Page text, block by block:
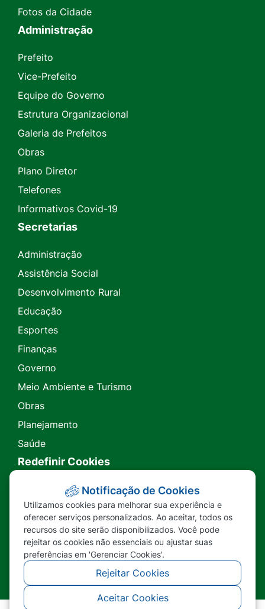
Fotos da Cidade
Administração
Prefeito
Vice-Prefeito
Equipe do Governo
Estrutura Organizacional
Galeria de Prefeitos
Obras
Plano Diretor
Telefones
Informativos Covid-19
Secretarias
Administração
Assistência Social
Desenvolvimento Rural
Educação
Esportes
Finanças
Governo
Meio Ambiente e Turismo
Obras
Planejamento
Saúde
Redefinir Cookies
Transparência
Ouvidoria
SIC
Notificação de Cookies
Utilizamos cookies para melhorar sua experiência e
oferecer serviços personalizados. Ao aceitar, todos os
recursos do site serão disponibilizados. Você pode
rejeitar os cookies não essenciais ou ajustar suas
preferências em 'Gerenciar Cookies'.
Rejeitar Cookies
Aceitar Cookies